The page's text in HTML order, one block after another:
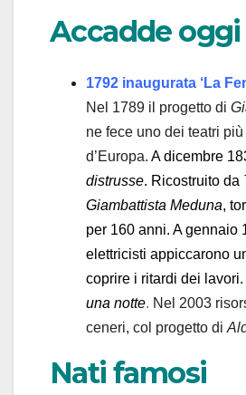
Accadde oggi
1792 inaugurata ‘La
Nel 1789 il progetto di
ne fece uno dei teatri
d’Europa. A dicembre
distrusse. Ricostruito da
Giambattista Meduna,
per 160 anni. A gennaio
elettricisti appiccarono
coprire i ritardi dei lavori.
una notte. Nel 2003
ceneri, col progetto di
Nati famosi